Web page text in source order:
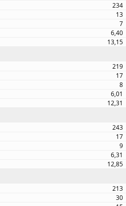
234
13
7
6,40
13,15
219
17
8
6,01
12,31
243
17
9
6,31
12,85
213
30